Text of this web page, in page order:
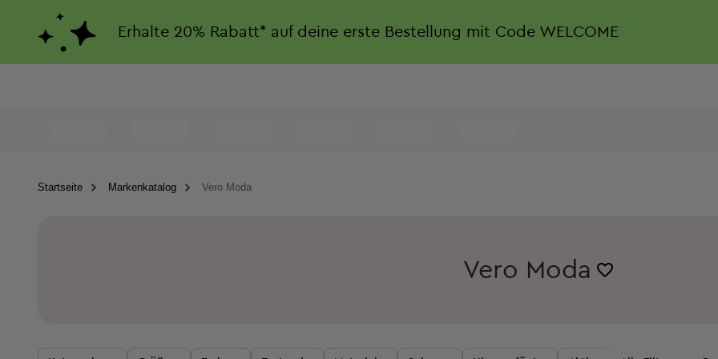
Erhalte 20% Rabatt* auf deine erste Bestellung mit Code WELCOME
Startseite Markenkatalog Vero Moda
Vero Moda